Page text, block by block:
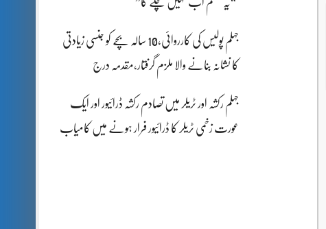
جہلم پولیس کی کارروائی،10 سالہ بچے کو جنسی زیادتی
کا نشانہ بنانے والا ملزم گرفتار،مقدمہ درج
جہلم رکشہ اور ٹریلر میں تصادم رکشہ ڈرائیور اور ایک
عورت زخمی ٹریلر کا ڈرائیور فرار ہونے میں کامیاب